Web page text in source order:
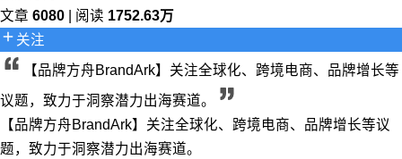
文章 6080 | 阅读 1752.63万
关注
【品牌方舟BrandArk】关注全球化、跨境电商、品牌增长等
议题，致力于洞察潜力出海赛道。
【品牌方舟BrandArk】关注全球化、跨境电商、品牌增长等议
题，致力于洞察潜力出海赛道。